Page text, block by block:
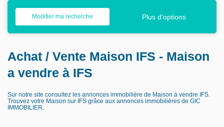
Acheter
Louer
Estimer
Modifier ma recherche Plus d'options
Achat / Vente Maison IFS - Maison
a vendre à IFS
Sur notre site consultez les annonces immobilière de Maison à vendre IFS.
Trouvez votre Maison sur IFS grâce aux annonces immobilières de GIC
IMMOBILIER.